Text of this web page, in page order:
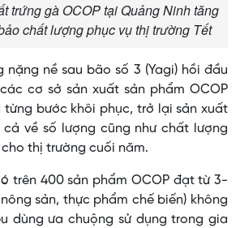
trứng gà OCOP tại Quảng Ninh tăng
chất lượng phục vụ thị trường Tết
nặng nề sau bão số 3 (Yagi) hồi đầu
cơ sở sản xuất sản phẩm OCOP
từng bước khôi phục, trở lại sản xuất
về số lượng cũng như chất lượng
thị trường cuối năm.
trên 400 sản phẩm OCOP đạt từ 3-
sản, thực phẩm chế biến) không
dùng ưa chuộng sử dụng trong gia